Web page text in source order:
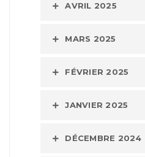
AVRIL 2025
MARS 2025
FÉVRIER 2025
JANVIER 2025
DÉCEMBRE 2024